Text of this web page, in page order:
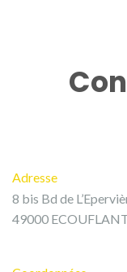
Adresse
8 bis Bd de
49000